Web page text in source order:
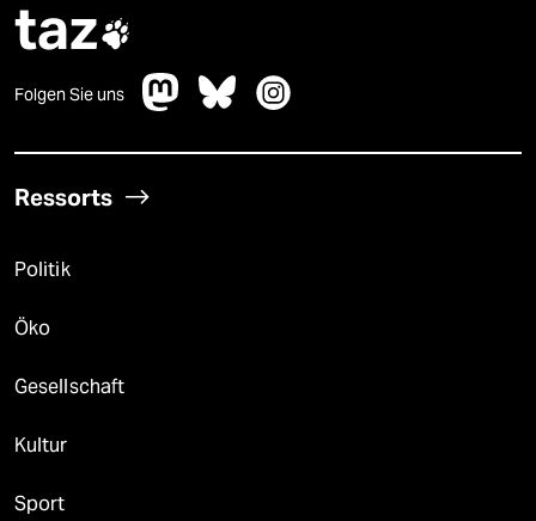
taz
Folgen Sie uns
Ressorts
Politik
Öko
Gesellschaft
Kultur
Sport